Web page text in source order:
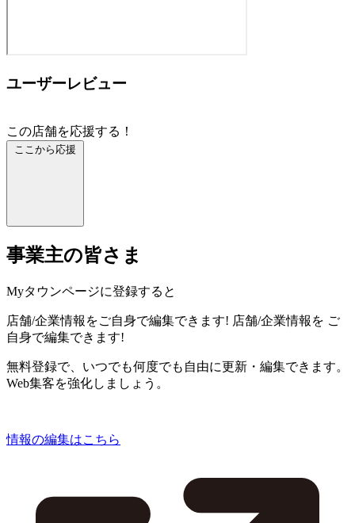
ユーザーレビュー
この店舗を応援する！
ここから応援
事業主の皆さま
Myタウンページに登録すると
店舗/企業情報をご自身で編集できます! 店舗/企業情報を ご
自身で編集できます!
無料登録で、いつでも何度でも自由に更新・編集できます。
Web集客を強化しましょう。
情報の編集はこちら